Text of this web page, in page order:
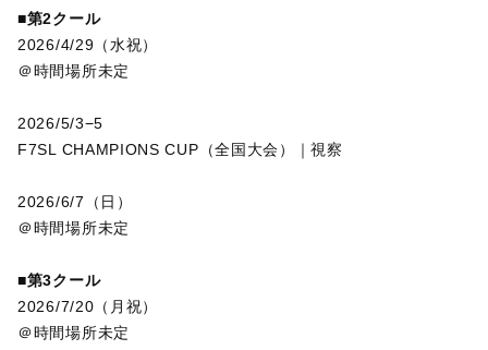
■第2クール
2026/4/29（水祝）
＠時間場所未定
2026/5/3−5
F7SL CHAMPIONS CUP（全国大会）｜視察
2026/6/7（日）
＠時間場所未定
■第3クール
2026/7/20（月祝）
＠時間場所未定